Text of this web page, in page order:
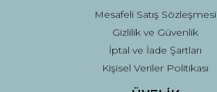
Mesafeli Satış Sözleşmesi
Gizlilik ve Güvenlik
İptal ve İade Şartları
Kişisel Veriler Politikası